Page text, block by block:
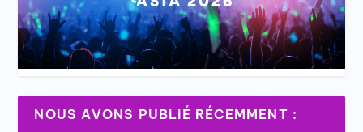
NOUS AVONS PUBLIÉ RÉCEMMENT :